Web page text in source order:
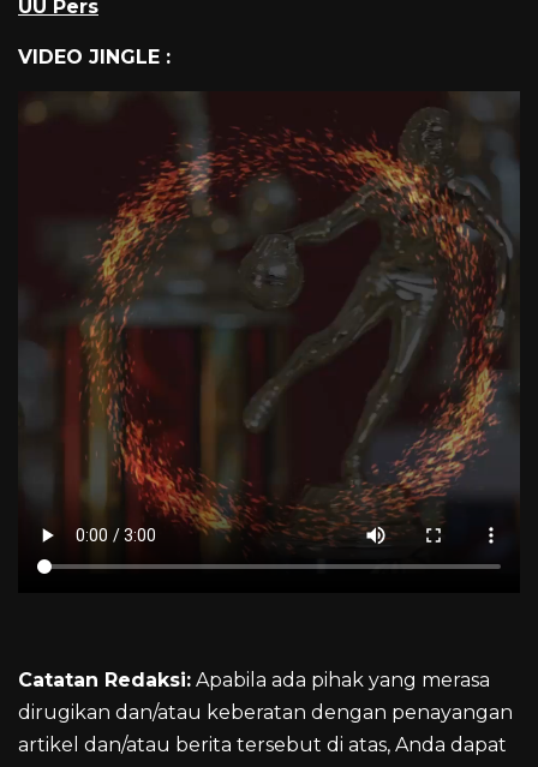
UU Pers
VIDEO JINGLE :
Catatan Redaksi: Apabila ada pihak yang merasa
dirugikan dan/atau keberatan dengan penayangan
artikel dan/atau berita tersebut di atas, Anda dapat